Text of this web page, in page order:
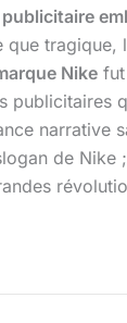
que
Nike
publicitaires
narrative
de